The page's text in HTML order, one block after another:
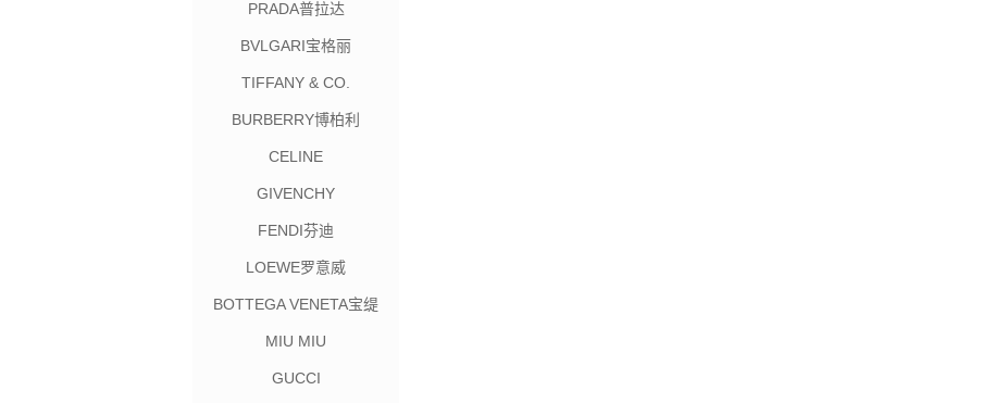
PRADA普拉达
BVLGARI宝格丽
TIFFANY & CO.
BURBERRY博柏利
CELINE
GIVENCHY
FENDI芬迪
LOEWE罗意威
BOTTEGA VENETA宝缇
MIU MIU
GUCCI